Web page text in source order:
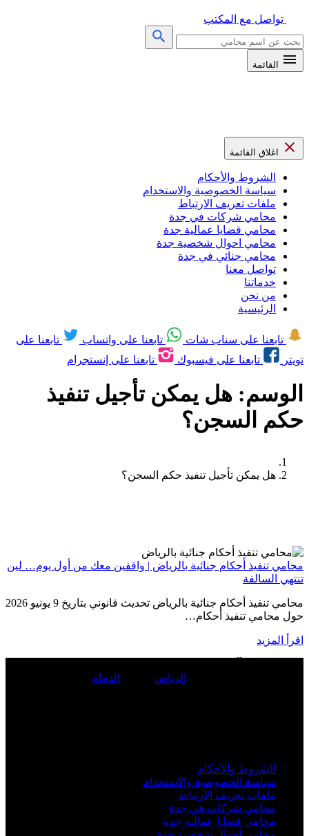
تواصل مع المكتب
عن:
ابحث
القائمة
اغلاق القائمة
الشروط والأحكام
سياسة الخصوصية والاستخدام
ملفات تعريف الارتباط
محامي شركات في جدة
محامي قضايا عمالية جدة
محامي احوال شخصية جدة
محامي جنائي في جدة
تواصل معنا
خدماتنا
من نحن
الرئيسية
تابعنا على سناب شات تابعنا على واتساب
تابعنا على
تويتر
تابعنا على فيسبوك تابعنا على إنستجرام
الوسم: هل يمكن تأجيل تنفيذ
حكم السجن؟
هل يمكن تأجيل تنفيذ حكم السجن؟
محامي تنفيذ أحكام جنائية بالرياض | واقفين معك من أول يوم… لين
تنتهي السالفة
محامي تنفيذ أحكام جنائية بالرياض تحديث قانوني بتاريخ 9 يونيو 2026
حول محامي تنفيذ أحكام…
اقرأ المزيد
الرياض الدمام
الشروط والأحكام
سياسة الخصوصية والاستخدام
ملفات تعريف الارتباط
محامي شركات في جدة
محامي قضايا عمالية جدة